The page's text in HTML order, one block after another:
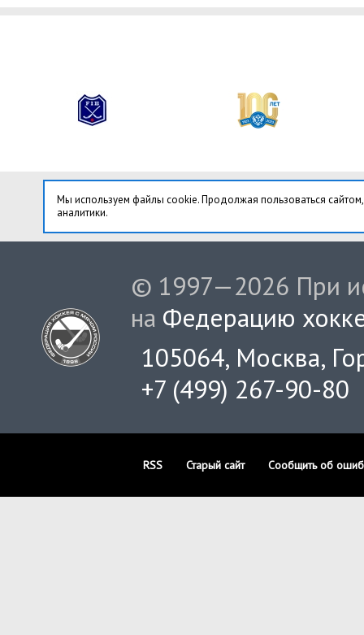
Мы используем файлы cookie. Продолжая пользоваться
аналитики.
© 1997—2026 При
на Федерацию
105064, Москва,
+7 (499) 267-90-80
RSS Старый сайт Сообщить об